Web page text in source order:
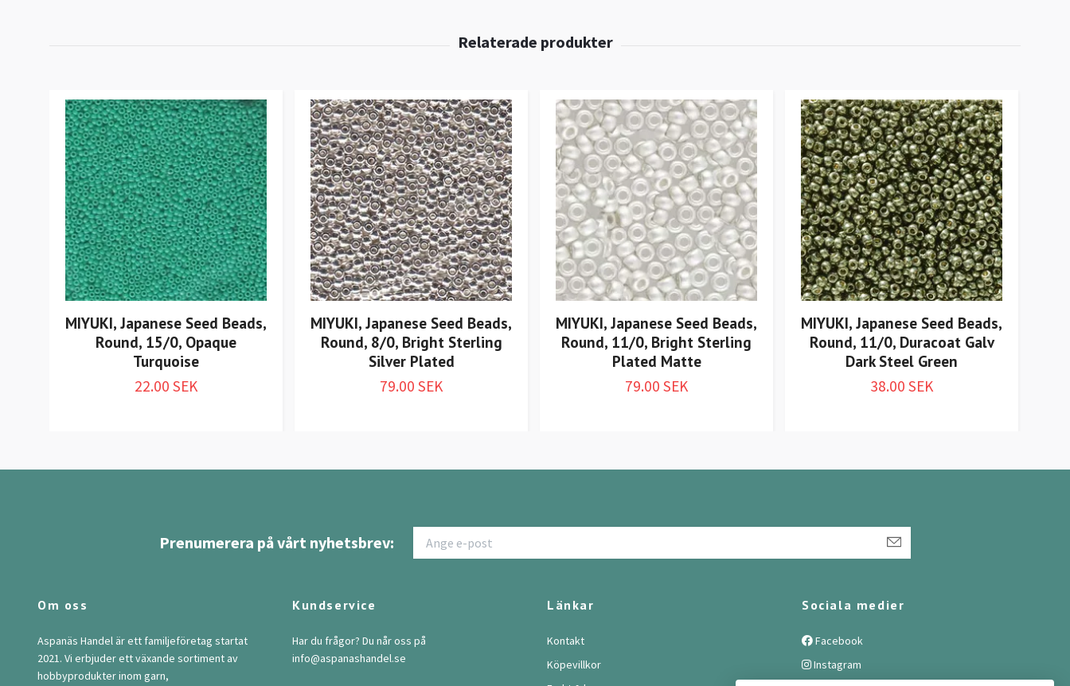
MIYUKI, Japanese Seed Beads,
Round, 15/0, Opaque
Turquoise
22.00 SEK
MIYUKI, Japanese Seed Beads,
Round, 8/0, Bright Sterling
Silver Plated
79.00 SEK
MIYUKI, Japanese Seed Beads,
Round, 11/0, Bright Sterling
Plated Matte
79.00 SEK
MIYUKI, Japanese Seed Beads,
Round, 11/0, Duracoat Galv
Dark Steel Green
38.00 SEK
Prenumerera på vårt nyhetsbrev:
Om oss
Aspanäs Handel är ett familjeföretag startat
2021. Vi erbjuder ett växande sortiment av
hobbyprodukter inom garn,
Kundservice
Har du frågor? Du når oss på
info@aspanashandel.se
Länkar
Kontakt
Köpevillkor
Sociala medier
Facebook
Instagram